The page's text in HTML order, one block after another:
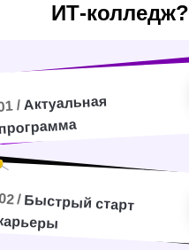
ИТ-колледж?
/ Актуальная
02 / Быстрый старт